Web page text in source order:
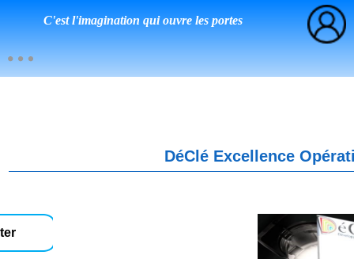
C'est l'imagination qui ouvre les portes
DéClé Excellence